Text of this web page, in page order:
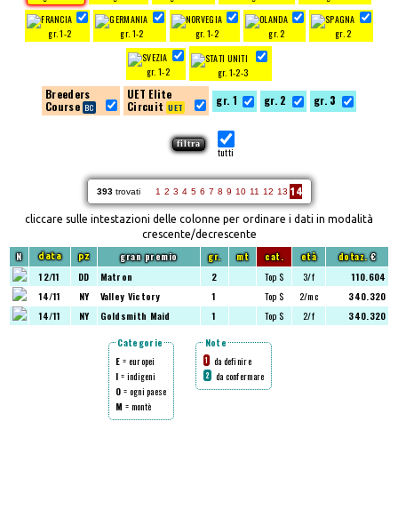
gr. 1-2 gr. 1-2 gr. 1-2 gr. 2 gr. 2
gr. 1-2 gr. 1-2-3
Breeders
Course
UET Elite
Circuit
gr. 1 gr. 2 gr. 3
tutti
393trovati 1 2 3 4 5 6 7 8 9 10 11 12 13 14
cliccare sulle intestazioni delle colonne per ordinare i dati in modalità
crescente/decrescente
N data pz gran premio gr. mt cat. età dotaz.€
12/11 DD Matron 2 Top $ 3/f
110.604
14/11
NY Valley Victory 1 Top $ 2/mc
340.320
14/11
NY Goldsmith Maid 1 Top $ 2/f 340.320
Categorie
E = europei
I = indigeni
O = ogni paese
M = montè
Note
1 da definire
2 da confermare